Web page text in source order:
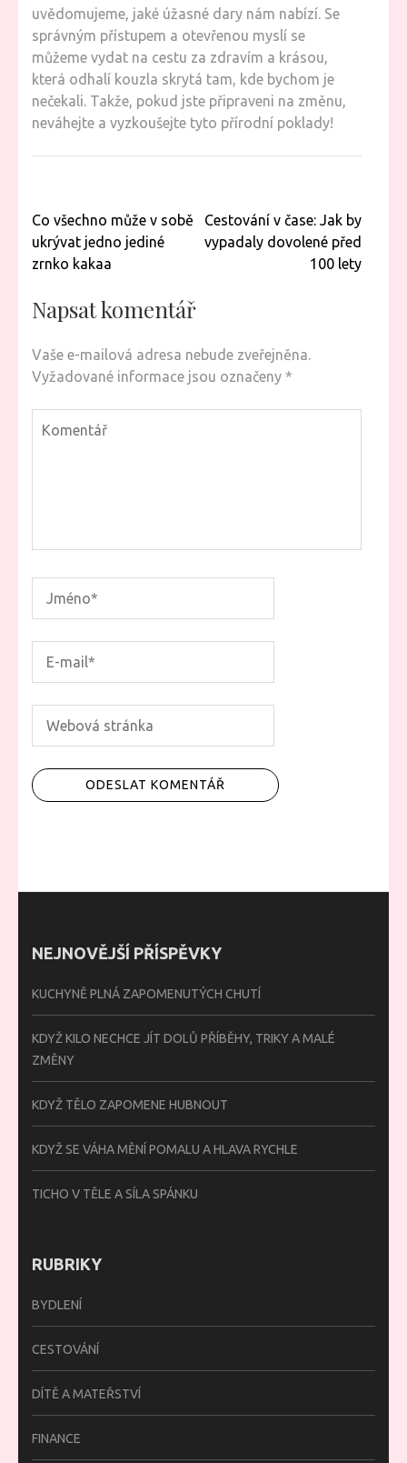
uvědomujeme, jaké úžasné dary nám nabízí. Se
správným přístupem a otevřenou myslí se
můžeme vydat na cestu za zdravím a krásou,
která odhalí kouzla skrytá tam, kde bychom je
nečekali. Takže, pokud jste připraveni na změnu,
neváhejte a vyzkoušejte tyto přírodní poklady!
Navigace
pro
příspěvek
Co všechno může v sobě
ukrývat jedno jediné
zrnko kakaa
Cestování v čase: Jak by
vypadaly dovolené před
100 lety
Napsat komentář
Vaše e-mailová adresa nebude zveřejněna.
Vyžadované informace jsou označeny *
NEJNOVĚJŠÍ PŘÍSPĚVKY
KUCHYNĚ PLNÁ ZAPOMENUTÝCH CHUTÍ
KDYŽ KILO NECHCE JÍT DOLŮ PŘÍBĚHY, TRIKY A MALÉ
ZMĚNY
KDYŽ TĚLO ZAPOMENE HUBNOUT
KDYŽ SE VÁHA MĚNÍ POMALU A HLAVA RYCHLE
TICHO V TĚLE A SÍLA SPÁNKU
RUBRIKY
BYDLENÍ
CESTOVÁNÍ
DÍTĚ A MATEŘSTVÍ
FINANCE